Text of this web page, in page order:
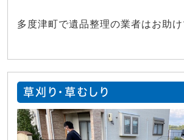
多度津町で遺品整理の業者はお助け
草刈り・草むしり